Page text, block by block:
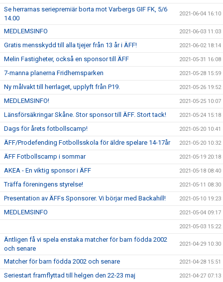
Se herrarnas seriepremiär borta mot Varbergs GIF FK, 5/6
14.00
2021-06-04 16:10
MEDLEMSINFO 2021-06-03 11:03
Gratis mensskydd till alla tjejer från 13 år i ÄFF! 2021-06-02 18:14
Melin Fastigheter, också en sponsor till ÄFF 2021-05-31 16:08
7-manna planerna Fridhemsparken 2021-05-28 15:59
Ny målvakt till herrlaget, upplyft från P19. 2021-05-26 19:52
MEDLEMSINFO! 2021-05-25 10:07
Länsförsäkringar Skåne. Stor sponsor till ÄFF. Stort tack! 2021-05-24 15:18
Dags för årets fotbollscamp! 2021-05-20 10:41
ÄFF/Prodefending Fotbollsskola för äldre spelare 14-17år 2021-05-20 10:32
ÄFF Fotbollscamp i sommar 2021-05-19 20:18
AKEA - En viktig sponsor i ÄFF 2021-05-18 08:40
Träffa föreningens styrelse! 2021-05-11 08:30
Presentation av ÄFFs Sponsorer. Vi börjar med Backahill! 2021-05-10 19:23
MEDLEMSINFO 2021-05-04 09:17
2021-05-03 15:22
Äntligen få vi spela enstaka matcher för barn födda 2002
och senare
2021-04-29 10:30
Matcher för barn födda 2002 och senare 2021-04-28 15:51
Seriestart framflyttad till helgen den 22-23 maj 2021-04-27 07:13